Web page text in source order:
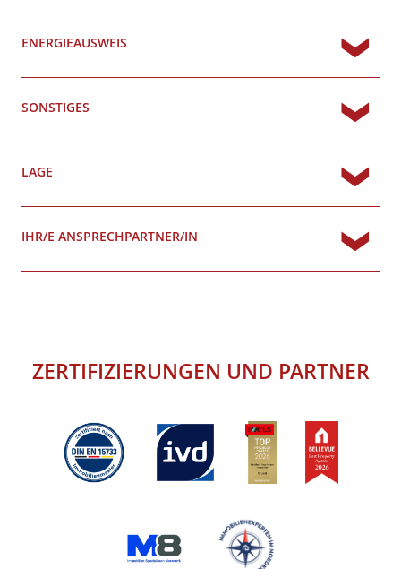
ENERGIEAUSWEIS
SONSTIGES
LAGE
IHR/E ANSPRECHPARTNER/IN
ZERTIFIZIERUNGEN UND PARTNER